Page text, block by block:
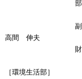
部
嶋
副部長
高間 伸夫
財政課
下
［環境生活部］